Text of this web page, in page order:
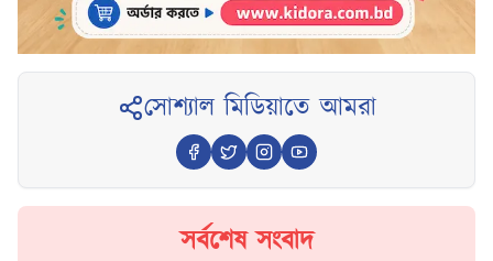
সোশ্যাল মিডিয়াতে আমরা
সর্বশেষ সংবাদ